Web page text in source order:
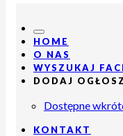
HOME
O NAS
WYSZUKAJ
DODAJ
Dostępne
KONTAKT